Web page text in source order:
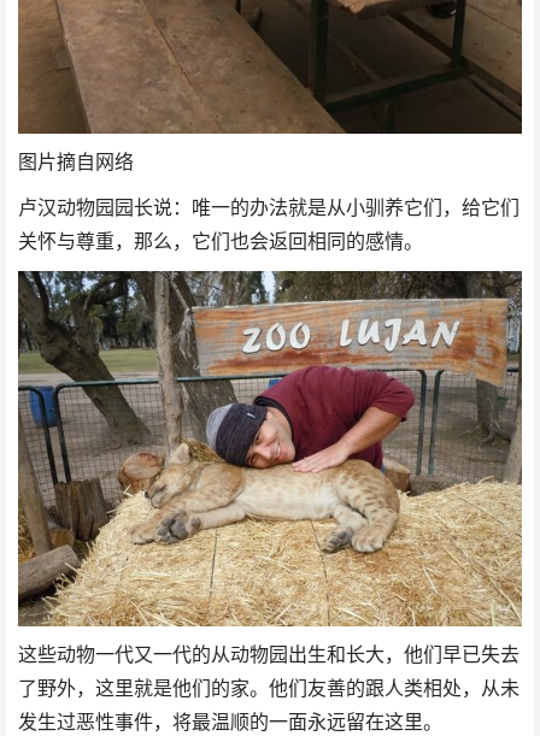
图片摘自网络
卢汉动物园园长说：唯一的办法就是从小驯养它们，给它们
关怀与尊重，那么，它们也会返回相同的感情。
这些动物一代又一代的从动物园出生和长大，他们早已失去
了野外，这里就是他们的家。他们友善的跟人类相处，从未
发生过恶性事件，将最温顺的一面永远留在这里。